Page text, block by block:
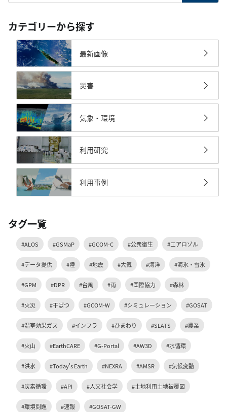
カテゴリーから探す
最新画像
災害
気象・環境
利用研究
利用事例
タグ一覧
#ALOS #GSMaP #GCOM-C #公衆衛生 #エアロゾル
#データ提供 #陸 #地震 #大気 #海洋 #海氷・雪氷
#GPM #DPR #台風 #雨 #国際協力 #森林
#火災 #干ばつ #GCOM-W #シミュレーション #GOSAT
#温室効果ガス #インフラ #ひまわり #SLATS #農業
#火山 #EarthCARE #G-Portal #AW3D #水循環
#洪水 #Today's Earth #NEXRA #AMSR #気候変動
#炭素循環 #API #人文社会学 #土地利用土地被覆図
#環境問題 #速報 #GOSAT-GW